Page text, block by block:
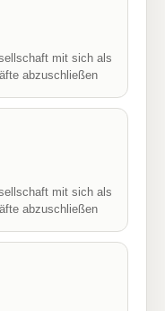
mit sich als
abzuschließen
mit sich als
abzuschließen